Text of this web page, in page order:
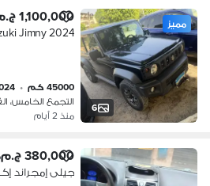
6
مميز 1,100,000 ج.م
Jimny 2024
45000 كم •
التجمع الخامس،
منذ 2 أيام
380,000 ج.م
جيلى إمجراند إكس 7